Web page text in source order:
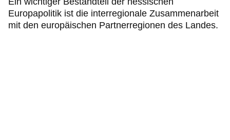
Europapolitik ist die interregionale Zusammenarbeit
mit den europäischen Partnerregionen des Landes.